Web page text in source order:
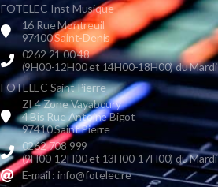
FOTELEC Inst Musique
16 Rue Montreuil
97400 Saint-Denis
0262 21 00 48
(9H00-12H00 et 14H00-18H00) du Mardi
FOTELEC Saint Pierre
ZI 4 Zone Vayaboury
4 Bis Rue Antoine Bigot
97410 Saint Pierre
0262 708 999
(9H00-12H00 et 13H00-17H00) du Mardi
E-mail : info@fotelec.re